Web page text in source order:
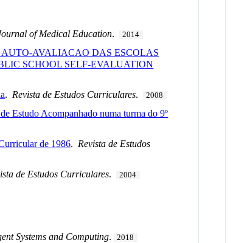
of Medical Education. 2014
AVALIACAO DAS ESCOLAS
SCHOOL SELF-EVALUATION
. Revista de Estudos Curriculares. 2008
Estudo Acompanhado numa turma do 9º
de 1986. Revista de Estudos
de Estudos Curriculares. 2004
Systems and Computing. 2018